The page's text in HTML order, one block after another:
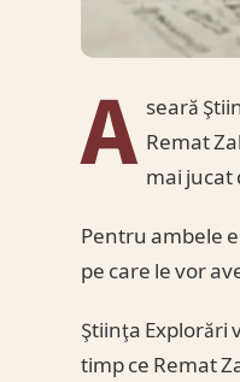
A seară
Remat
mai jucat
Pentru ambele
pe care le vor
Ştiinţa Explorări
timp ce Remat